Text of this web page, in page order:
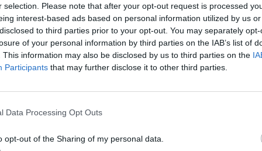
selection. Please note that after your opt-out request is processed
interest-based ads based on personal information utilized by us
to third parties prior to your opt-out. You may separately
of your personal information by third parties on the IAB’s list of
This information may also be disclosed by us to third parties on the
Participants that may further disclose it to other third parties.
Data Processing Opt Outs
opt-out of the Sharing of my personal data.
да реализират и продажби от най-малко
от тези през миналата година.
за дългосрочните си финансови цели и
на акциите й на Уолстрийт, отбелязва La